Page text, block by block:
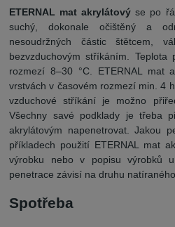
ETERNAL mat akrylátový se po
suchý, dokonale očištěný a
nesoudržných částic štětcem,
bezvzduchovým stříkáním.
rozmezí 8–30 °C. ETERNAL mat
vrstvách v časovém rozmezí min. 4
vzduchové stříkání je možno
Všechny savé podklady je třeba
akrylátovým napenetrovat. Jakou
příkladech použití ETERNAL mat
výrobku nebo v popisu výrobků
penetrace závisí na druhu
Spotřeba